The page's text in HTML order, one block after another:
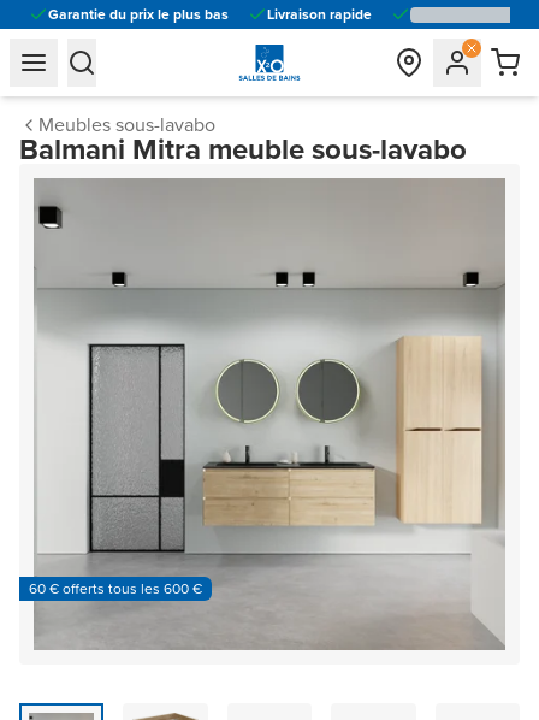
Garantie du prix le plus bas Livraison rapide
general.navigation.toggle_menu.label
general.navigation.toggle_menu.label
Meubles sous-lavabo
Balmani Mitra meuble sous-lavabo
60 € offerts tous les 600 €